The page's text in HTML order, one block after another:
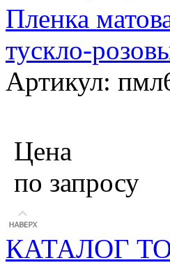
Пленка
тускло-
Артикул:
Цена
по запросу
КАТАЛОГ